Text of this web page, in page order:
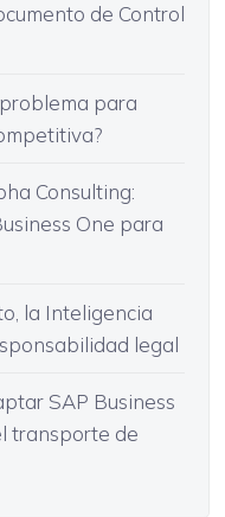
de Control
para
Consulting:
One para
la Inteligencia
legal
SAP Business
transporte de